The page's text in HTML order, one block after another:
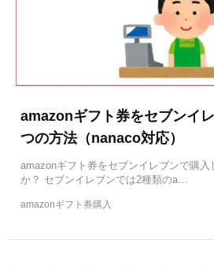
amazonギフト券をセブンイ
つの方法（nanaco対応）
amazonギフト券をセブンイレブンで購
か？ セブンイレブンでは2種類のa…
amazonギフト券購入